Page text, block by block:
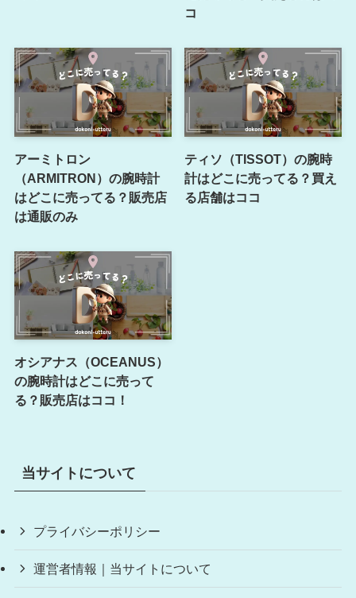
コ
アーミトロン
（ARMITRON）の腕時計
はどこに売ってる？販売店
は通販のみ
ティソ（TISSOT）の腕時
計はどこに売ってる？買え
る店舗はココ
オシアナス（OCEANUS）
の腕時計はどこに売って
る？販売店はココ！
当サイトについて
プライバシーポリシー
運営者情報｜当サイトについて